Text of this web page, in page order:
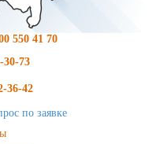
550 41 70
30-73
36-42
по заявке